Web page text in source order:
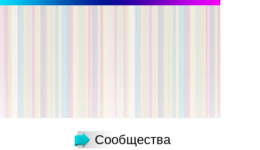
Сообщества